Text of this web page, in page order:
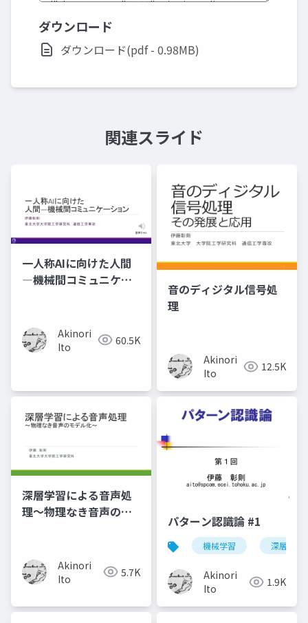
ダウンロード
ダウンロード(pdf - 0.98MB)
関連スライド
一人称AIに向けた人間
―機械間コミュニケー
Akinori
Ito
60.5K
音のディジタル信号処
理
Akinori
Ito
12.5K
深層学習による音声処
理～物理なき音声のモ
Akinori
Ito
5.7K
パターン認識論 #1
機械学習 深層学習
Akinori
Ito
1.9K